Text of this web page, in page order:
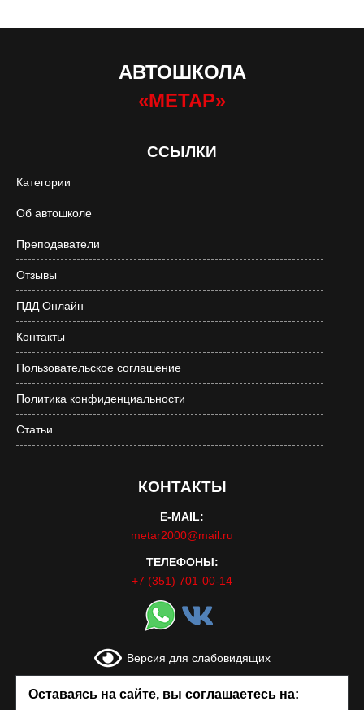
АВТОШКОЛА
«МЕТАР»
ССЫЛКИ
Категории
Об автошколе
Преподаватели
Отзывы
ПДД Онлайн
Контакты
Пользовательское соглашение
Политика конфиденциальности
Статьи
КОНТАКТЫ
E-MAIL:
metar2000@mail.ru
ТЕЛЕФОНЫ:
+7 (351) 701-00-14
Версия для слабовидящих
Оставаясь на сайте, вы соглашаетесь на: